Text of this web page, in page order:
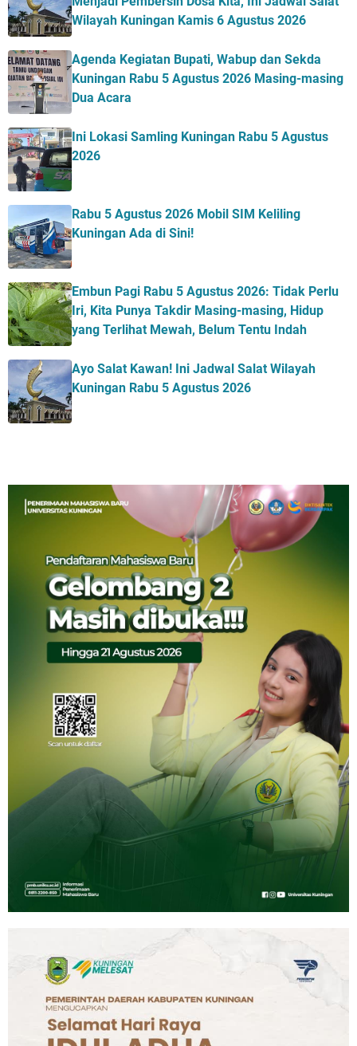
Wilayah Kuningan Kamis 6 Agustus 2026
Agenda Kegiatan Bupati, Wabup dan Sekda
Kuningan Rabu 5 Agustus 2026 Masing-masing
Dua Acara
Ini Lokasi Samling Kuningan Rabu 5 Agustus
2026
Rabu 5 Agustus 2026 Mobil SIM Keliling
Kuningan Ada di Sini!
Embun Pagi Rabu 5 Agustus 2026: Tidak Perlu
Iri, Kita Punya Takdir Masing-masing, Hidup
yang Terlihat Mewah, Belum Tentu Indah
Ayo Salat Kawan! Ini Jadwal Salat Wilayah
Kuningan Rabu 5 Agustus 2026